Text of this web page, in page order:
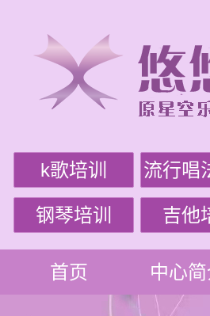
k歌培训 流行唱
钢琴培训 吉他
首页 中心